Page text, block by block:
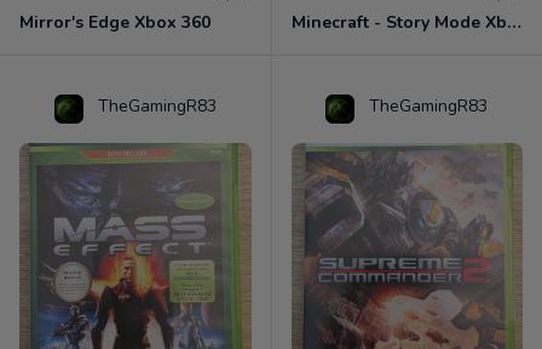
Mirror's Edge Xbox 360 Minecraft - Story Mode Xbox 360
TheGamingR83 TheGamingR83